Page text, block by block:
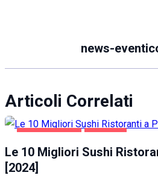
news-
Articoli Correlati
Le 10 Migliori Sushi
[2024]